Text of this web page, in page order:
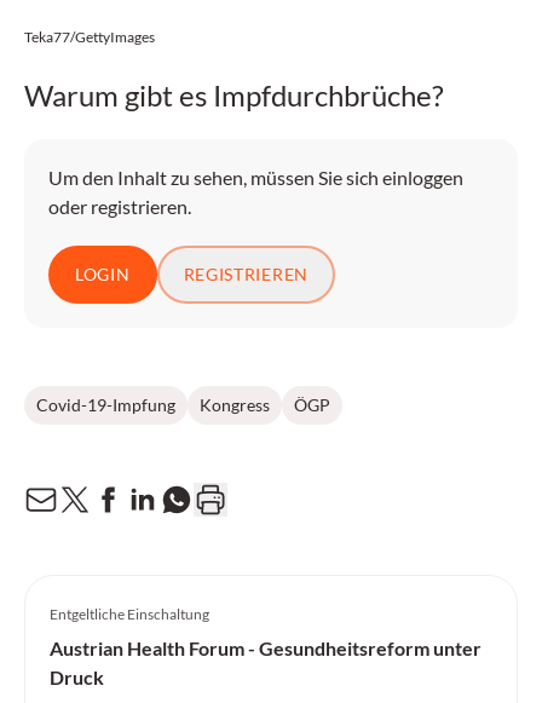
Teka77/GettyImages
Warum gibt es Impfdurchbrüche?
Um den Inhalt zu sehen, müssen Sie sich einloggen
oder registrieren.
LOGIN REGISTRIEREN
Covid-19-Impfung Kongress ÖGP
Entgeltliche Einschaltung
Austrian Health Forum - Gesundheitsreform unter
Druck